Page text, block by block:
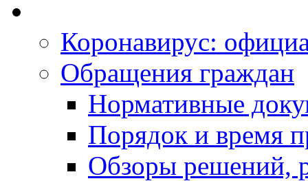
Коронавирус:
Обращения граждан
Нормативные
Порядок и время
Обзоры решений,